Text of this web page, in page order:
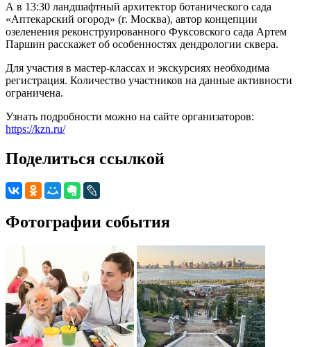
А в 13:30 ландшафтный архитектор ботанического сада
«Аптекарский огород» (г. Москва), автор концепции
озеленения реконструированного Фуксовского сада Артем
Паршин расскажет об особенностях дендрологии сквера.
Для участия в мастер-классах и экскурсиях необходима
регистрация. Количество участников на данные активности
ограничена.
Узнать подробности можно на сайте организаторов:
https://kzn.ru/
Поделиться ссылкой
Фотографии события